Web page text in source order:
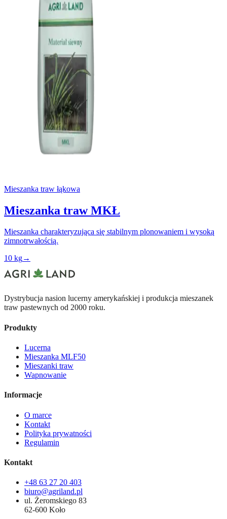
Mieszanka traw łąkowa
Mieszanka traw MKŁ
Mieszanka charakteryzująca się stabilnym plonowaniem i wysoką
zimnotrwałością.
10 kg→
Dystrybucja nasion lucerny amerykańskiej i produkcja mieszanek
traw pastewnych od 2000 roku.
Produkty
Lucerna
Mieszanka MLF50
Mieszanki traw
Wapnowanie
Informacje
O marce
Kontakt
Polityka prywatności
Regulamin
Kontakt
+48 63 27 20 403
biuro@agriland.pl
ul. Żeromskiego 83
62-600 Koło